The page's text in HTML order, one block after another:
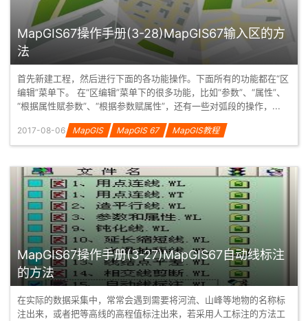
MapGIS67操作手册(3-28)MapGIS67输入区的方
法
首先新建工程，然后进行下面的各功能操作。下面所有的功能都在“区
编辑”菜单下。 在“区编辑”菜单下的很多功能，比如“参数”、“属性”、
“根据属性赋参数”、“根据参数赋属性”，还有一些对弧段的操作，...
2017-08-06 MapGIS MapGIS 67 MapGIS教程
MapGIS67操作手册(3-27)MapGIS67自动线标注
的方法
在实际的数据采集中，常常会遇到需要将河流、山峰等地物的名称标
注出来，或者把等高线的高程值标注出来，若采用人工标注的方法工